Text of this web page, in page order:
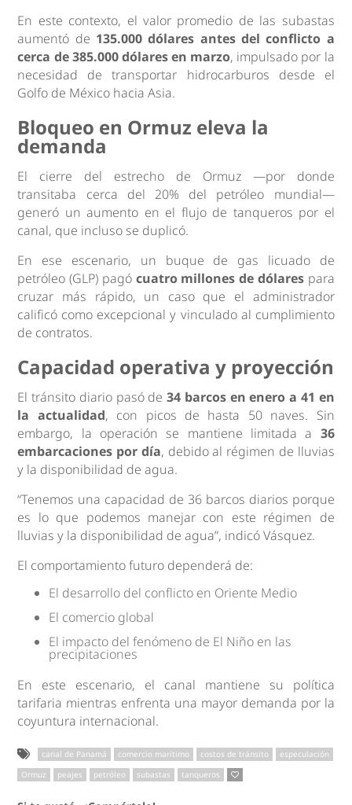
En este contexto, el valor promedio de las subastas
aumentó de 135.000 dólares antes del conflicto a
cerca de 385.000 dólares en marzo, impulsado por la
necesidad de transportar hidrocarburos desde el
Golfo de México hacia Asia.
Bloqueo en Ormuz eleva la
demanda
El cierre del estrecho de Ormuz —por donde
transitaba cerca del 20% del petróleo mundial—
generó un aumento en el flujo de tanqueros por el
canal, que incluso se duplicó.
En ese escenario, un buque de gas licuado de
petróleo (GLP) pagó cuatro millones de dólarespara
cruzar más rápido, un caso que el administrador
calificó como excepcional y vinculado al cumplimiento
de contratos.
Capacidad operativa y proyección
El tránsito diario pasó de34 barcos en enero a 41 en
la actualidad, con picos de hasta 50 naves. Sin
embargo, la operación se mantiene limitada a 36
embarcaciones por día, debido al régimen de lluvias
y la disponibilidad de agua.
“Tenemos una capacidad de 36 barcos diarios porque
es lo que podemos manejar con este régimen de
lluvias y la disponibilidad de agua”, indicó Vásquez.
El comportamiento futuro dependerá de:
El desarrollo del conflicto en Oriente Medio
El comercio global
El impacto del fenómeno de El Niño en las
precipitaciones
En este escenario, el canal mantiene su política
tarifaria mientras enfrenta una mayor demanda por la
coyuntura internacional.
canal de Panamá comercio marítimo costos de tránsito
especulación
Ormuz
peajes petróleo subastas tanqueros